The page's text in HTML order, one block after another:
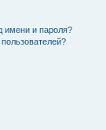
имени и пароля?